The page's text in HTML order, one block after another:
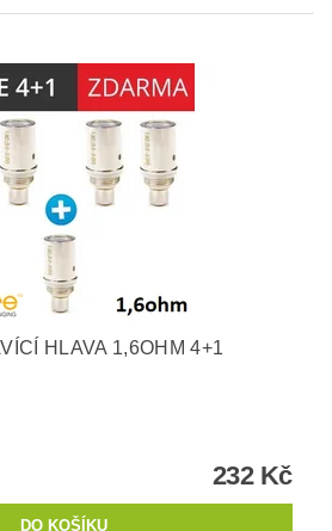
HLAVA 1,6OHM 4+1
232 Kč